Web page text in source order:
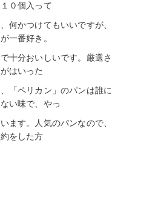
１０個 入って
何かつけてもいいですが、
一番好き。
十分おいしいです。厳選さ
はいった
「ペリカン」のパンは誰に
い味で、やっ
ます。
人気のパンなので、
をした方